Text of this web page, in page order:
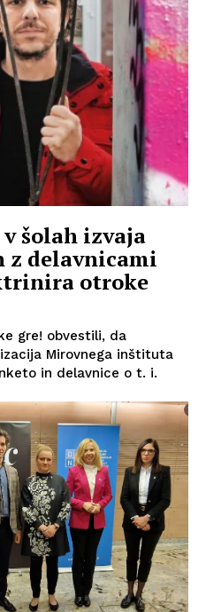
šolah izvaja
z delavnicami
otroke
gre! obvestili, da
Mirovnega inštituta
in delavnice o t. i.